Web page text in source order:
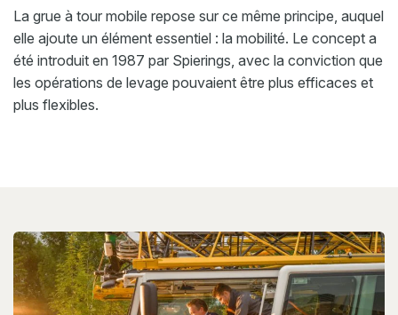
La grue à tour mobile repose sur ce même principe, auquel
elle ajoute un élément essentiel : la mobilité. Le concept a
été introduit en 1987 par Spierings, avec la conviction que
les opérations de levage pouvaient être plus efficaces et
plus flexibles.